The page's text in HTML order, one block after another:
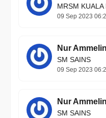
MRSM KUALA
09 Sep 2023
Nur
SM SAINS
09 Sep 2023
Nur
SM SAINS